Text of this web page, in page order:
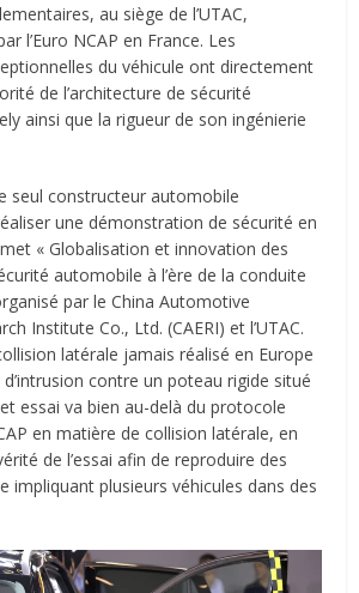
au siège de l’UTAC,
l’Euro NCAP en France. Les
du véhicule ont directement
de l’architecture de sécurité
ainsi que la rigueur de son ingénierie
seul constructeur automobile
une démonstration de sécurité en
« Globalisation et innovation des
automobile à l’ère de la conduite
par le China Automotive
Institute Co., Ltd. (CAERI) et l’UTAC.
latérale jamais réalisé en Europe
contre un poteau rigide situé
essai va bien au-delà du protocole
en matière de collision latérale, en
de l’essai afin de reproduire des
impliquant plusieurs véhicules dans des